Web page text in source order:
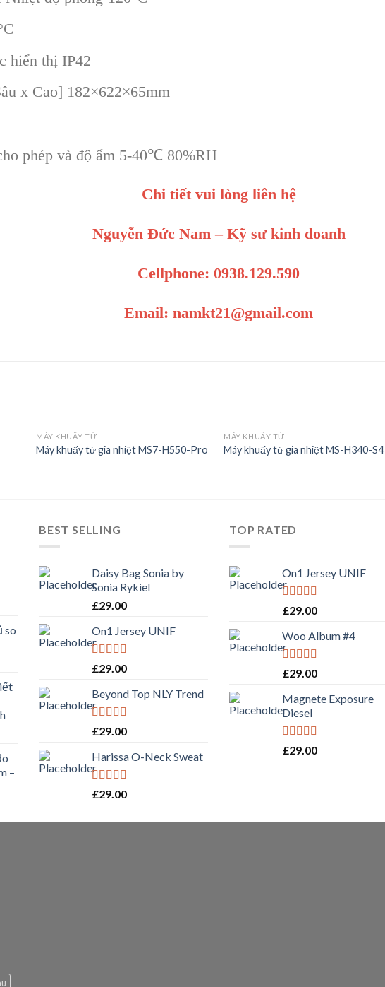
hiển thị IP42
x Cao] 182×622×65mm
phép và độ ẩm 5-40℃ 80%RH
Chi tiết vui lòng liên hệ
Nguyễn Đức Nam – Kỹ sư kinh doanh
Cellphone: 0938.129.590
Email: namkt21@gmail.com
MÁY KHUẤY TỪ
Máy khuấy từ gia nhiệt MS7-H550-Pro
MÁY KHUẤY TỪ
Máy khuấy từ gia nhiệt MS-H340-S4
so
–
BEST SELLING
Daisy Bag Sonia by
Sonia Rykiel
£29.00
On1 Jersey UNIF
Rated5.00
£29.00
Beyond Top NLY Trend
Rated
of 5
£29.00
Harissa O-Neck Sweat
Rated4.00
£29.00
TOP RATED
On1 Jersey UNIF
Rated5.00
£29.00
Woo Album #4
Rated5.00
£29.00
Magnete Exposure
Diesel
Rated5.00
£29.00